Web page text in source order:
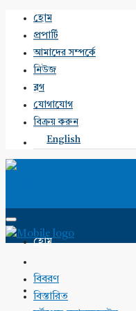
হোম
প্রপার্টি
আমাদের সম্পর্কে
নিউজ
ব্লগ
যোগাযোগ
বিক্রয় করুন
English
হোম
প্রপার্টি
বিবরণ
বিস্তারিত